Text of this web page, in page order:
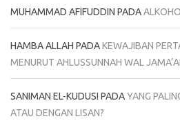
MUHAMMAD AFIFUDDIN PADA
HAMBA ALLAH PADAKEWAJIBAN
MENURUT AHLUSSUNNAH WAL
SANIMAN EL-KUDUSI PADAYANG
ATAU DENGAN LISAN?